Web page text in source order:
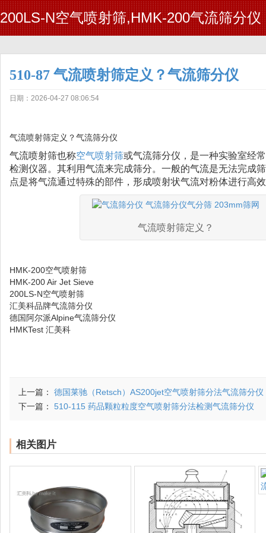
200LS-N空气喷射筛,HMK-200气流筛分仪
510-87 气流喷射筛定义？气流筛分仪
日期：2026-04-27 08:06:54
气流喷射筛定义？气流筛分仪
气流喷射筛也称空气喷射筛或气流筛分仪，是一种实验室经
检测仪器。其利用气流来完成筛分。一般的气流是无法完成
点是将气流通过特殊的部件，形成喷射状气流对粉体进行高
气流喷射筛定义？
HMK-200空气喷射筛
HMK-200 Air Jet Sieve
200LS-N空气喷射筛
汇美科品牌气流筛分仪
德国阿尔派Alpine气流筛分仪
HMKTest 汇美科
上一篇： 德国莱驰（Retsch）AS200jet空气喷射筛分法气流筛分
下一篇： 510-115 药品颗粒粒度空气喷射筛分法检测气流筛分仪
相关图片